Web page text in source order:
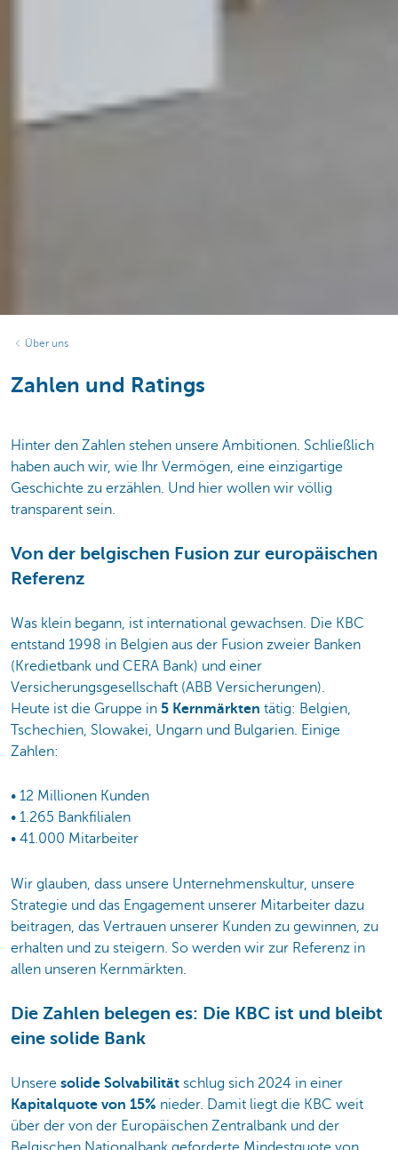
Über uns
Zahlen und Ratings
Hinter den Zahlen stehen unsere Ambitionen. Schließlich
haben auch wir, wie Ihr Vermögen, eine einzigartige
Geschichte zu erzählen. Und hier wollen wir völlig
transparent sein.
Von der belgischen Fusion zur europäischen
Referenz
Was klein begann, ist international gewachsen. Die KBC
entstand 1998 in Belgien aus der Fusion zweier Banken
(Kredietbank und CERA Bank) und einer
Versicherungsgesellschaft (ABB Versicherungen).
Heute ist die Gruppe in 5 Kernmärkten tätig: Belgien,
Tschechien, Slowakei, Ungarn und Bulgarien. Einige
Zahlen:
• 12 Millionen Kunden
• 1.265 Bankfilialen
• 41.000 Mitarbeiter
Wir glauben, dass unsere Unternehmenskultur, unsere
Strategie und das Engagement unserer Mitarbeiter dazu
beitragen, das Vertrauen unserer Kunden zu gewinnen, zu
erhalten und zu steigern. So werden wir zur Referenz in
allen unseren Kernmärkten.
Die Zahlen belegen es: Die KBC ist und bleibt
eine solide Bank
Unsere solide Solvabilität schlug sich 2024 in einer
Kapitalquote von 15% nieder. Damit liegt die KBC weit
über der von der Europäischen Zentralbank und der